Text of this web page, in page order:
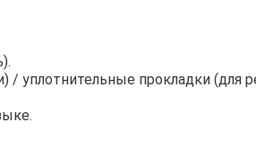
прокладки (для